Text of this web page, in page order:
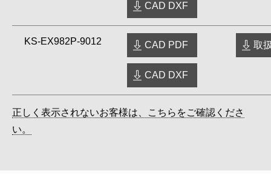
CAD DXF
KS-EX982P-9012 CAD PDF
CAD DXF
取
正しく表示されないお客様は、こちらをご確認くださ
い。